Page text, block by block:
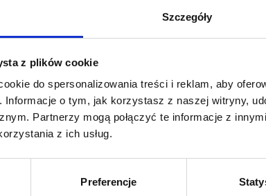
Szczegóły
z plików cookie
do spersonalizowania treści i reklam, aby
Informacje o tym, jak korzystasz z naszej witryny,
Partnerzy mogą połączyć te informacje z
z ich usług.
Preferencje
Foniatria
Leczenie bólu
tej chorobie, nazywanej
Zdanowicz
–Dorian Łomża–
W jej wyniku dochodzi do
– szkielet staje się kruchy
u kobieta, ale dotykająca
„okradając” szkielet z
Niewielki urazu, który dla
u osoby chorej na